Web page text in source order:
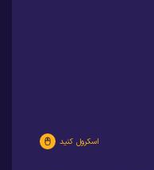
اسکرول کنید